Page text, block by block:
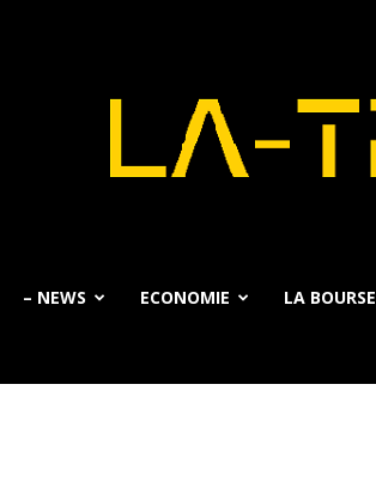
– NEWS ECONOMIE LA BOURSE